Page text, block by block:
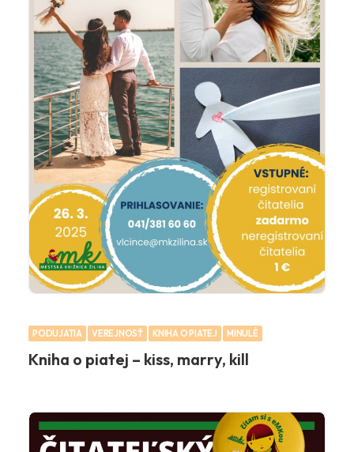
PODUJATIA VEREJNOSŤ KNIHA O PIATEJ MINULÉ
Kniha o piatej – kiss, marry, kill